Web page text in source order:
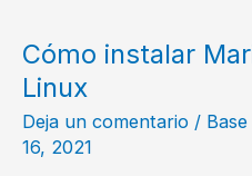
en
la
nube
con
Seafile
Cómo instalar
Linux
Deja un comentario /
16, 2021